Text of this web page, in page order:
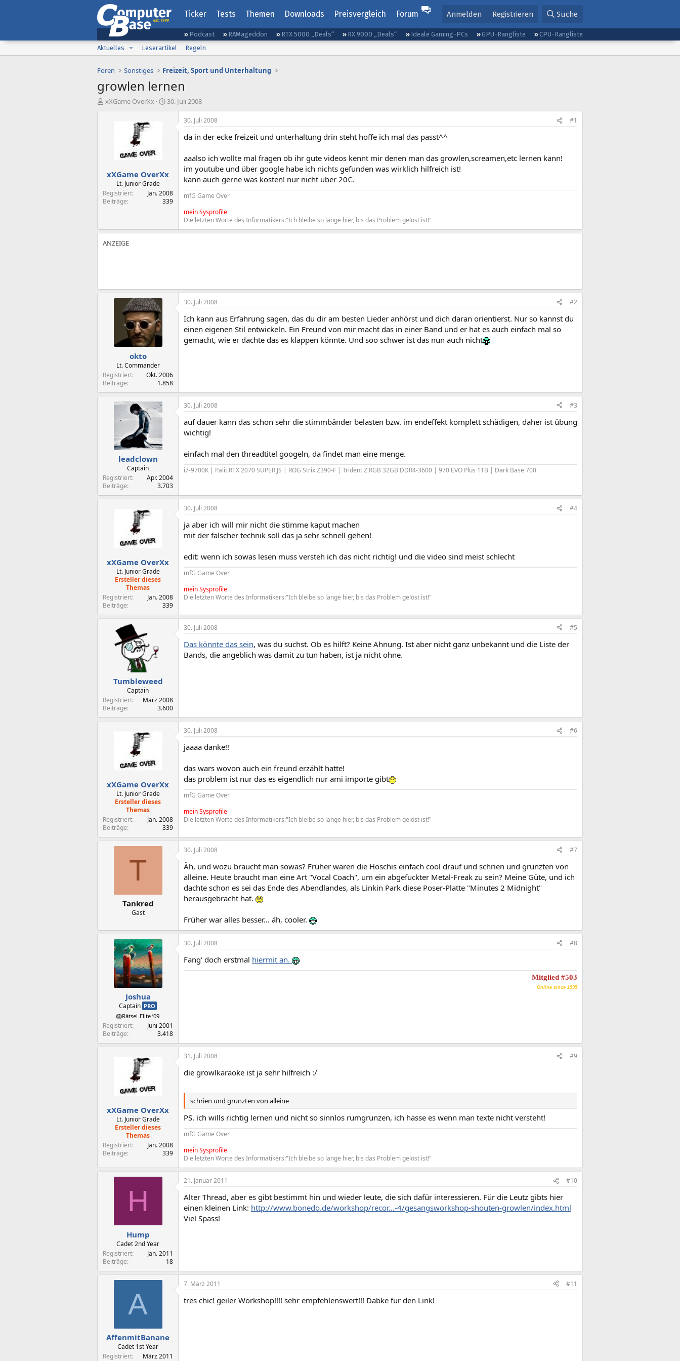
Ticker Tests Themen Downloads Preisvergleich Forum Anmelden Registrieren Suche
Podcast RAMageddon RTX 5000 „Deals“ RX 9000 „Deals“ Ideale Gaming-PCs GPU-Rangliste
CPU-Rangliste
Aktuelles
Leserartikel Regeln
Foren Sonstiges Freizeit, Sport und Unterhaltung
growlen lernen
E
r
xXGame OverXx
E
a
30. Juli 2008
xXGame OverXx
Lt. Junior Grade
Registriert
Jan. 2008
Beiträge
339
30. Juli 2008 #1
da in der ecke freizeit und unterhaltung drin steht hoffe ich mal das passt^^
aaalso ich wollte mal fragen ob ihr gute videos kennt mir denen man das growlen,screamen,etc lernen kann!
im youtube und über google habe ich nichts gefunden was wirklich hilfreich ist!
kann auch gerne was kosten! nur nicht über 20€.
mfG Game Over
mein Sysprofile
Die letzten Worte des Informatikers:"Ich bleibe so lange hier, bis das Problem gelöst ist!"
okto
Lt. Commander
Registriert
Okt. 2006
Beiträge
1.858
30. Juli 2008 #2
Ich kann aus Erfahrung sagen, das du dir am besten Lieder anhörst und dich daran orientierst. Nur so kannst du
einen eigenen Stil entwickeln. Ein Freund von mir macht das in einer Band und er hat es auch einfach mal so
gemacht, wie er dachte das es klappen könnte. Und soo schwer ist das nun auch nicht
leadclown
Captain
Registriert
Apr. 2004
Beiträge
3.703
30. Juli 2008 #3
auf dauer kann das schon sehr die stimmbänder belasten bzw. im endeffekt komplett schädigen, daher ist übung
wichtig!
einfach mal den threadtitel googeln, da findet man eine menge.
i7-9700K | Palit RTX 2070 SUPER JS | ROG Strix Z390-F | Trident Z RGB 32GB DDR4-3600 | 970 EVO Plus 1TB | Dark Base 700
xXGame OverXx
Lt. Junior Grade
Ersteller dieses
Themas
Registriert
Jan. 2008
Beiträge
339
30. Juli 2008 #4
ja aber ich will mir nicht die stimme kaput machen
mit der falscher technik soll das ja sehr schnell gehen!
edit: wenn ich sowas lesen muss versteh ich das nicht richtig! und die video sind meist schlecht
mfG Game Over
mein Sysprofile
Die letzten Worte des Informatikers:"Ich bleibe so lange hier, bis das Problem gelöst ist!"
Tumbleweed
Captain
Registriert
März 2008
Beiträge
3.600
30. Juli 2008 #5
Das könnte das sein, was du suchst. Ob es hilft? Keine Ahnung. Ist aber nicht ganz unbekannt und die Liste der
Bands, die angeblich was damit zu tun haben, ist ja nicht ohne.
xXGame OverXx
Lt. Junior Grade
Ersteller dieses
Themas
Registriert
Jan. 2008
Beiträge
339
30. Juli 2008 #6
jaaaa danke!!
das wars wovon auch ein freund erzählt hatte!
das problem ist nur das es eigendlich nur ami importe gibt
mfG Game Over
mein Sysprofile
Die letzten Worte des Informatikers:"Ich bleibe so lange hier, bis das Problem gelöst ist!"
T
Tankred
Gast
30. Juli 2008 #7
Äh, und wozu braucht man sowas? Früher waren die Hoschis einfach cool drauf und schrien und grunzten von
alleine. Heute braucht man eine Art "Vocal Coach", um ein abgefuckter Metal-Freak zu sein? Meine Güte, und ich
dachte schon es sei das Ende des Abendlandes, als Linkin Park diese Poser-Platte "Minutes 2 Midnight"
herausgebracht hat.
Früher war alles besser... äh, cooler.
Joshua
Captain PRO
🎂Rätsel-Elite ’09
Registriert
Juni 2001
Beiträge
3.418
30. Juli 2008 #8
Fang' doch erstmal hiermit an.
Mitglied #503
Online since 1995
xXGame OverXx
Lt. Junior Grade
Ersteller dieses
Themas
Registriert
Jan. 2008
Beiträge
339
31. Juli 2008 #9
die growlkaraoke ist ja sehr hilfreich :/
schrien und grunzten von alleine
PS. ich wills richtig lernen und nicht so sinnlos rumgrunzen, ich hasse es wenn man texte nicht versteht!
mfG Game Over
mein Sysprofile
Die letzten Worte des Informatikers:"Ich bleibe so lange hier, bis das Problem gelöst ist!"
H
Hump
Cadet 2nd Year
Registriert
Jan. 2011
Beiträge
18
21. Januar 2011 #10
Alter Thread, aber es gibt bestimmt hin und wieder leute, die sich dafür interessieren. Für die Leutz gibts hier
einen kleinen Link: http://www.bonedo.de/workshop/recor...-4/gesangsworkshop-shouten-growlen/index.html
Viel Spass!
A
AffenmitBanane
Cadet 1st Year
Registriert
März 2011
7. März 2011 #11
tres chic! geiler Workshop!!!! sehr empfehlenswert!!! Dabke für den Link!